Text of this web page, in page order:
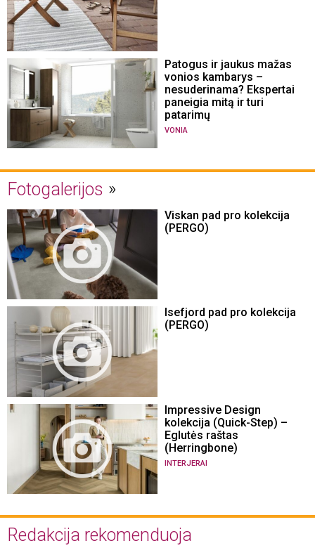
Patogus ir jaukus mažas
vonios kambarys –
nesuderinama? Ekspertai
paneigia mitą ir turi
patarimų
VONIA
Fotogalerijos
Viskan pad pro kolekcija
(PERGO)
Isefjord pad pro kolekcija
(PERGO)
Impressive Design
kolekcija (Quick-Step) –
Eglutės raštas
(Herringbone)
INTERJERAI
Redakcija rekomenduoja